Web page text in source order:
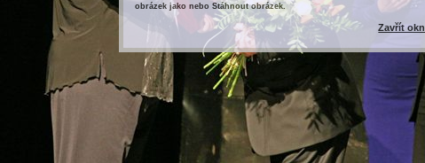
obrázek jako nebo Stáhnout obrázek.
Zavřít